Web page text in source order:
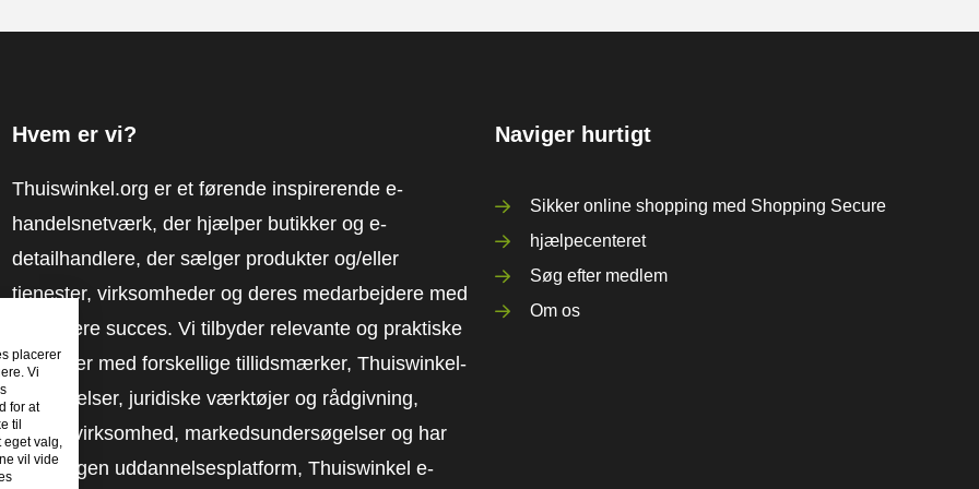
Hvem er vi?
Thuiswinkel.org er et førende inspirerende e-
handelsnetværk, der hjælper butikker og e-
detailhandlere, der sælger produkter og/eller
tjenester, virksomheder og deres medarbejdere med
at få mere succes. Vi tilbyder relevante og praktiske
løsninger med forskellige tillidsmærker, Thuiswinkel-
anmeldelser, juridiske værktøjer og rådgivning,
fortalervirksomhed, markedsundersøgelser og har
vores egen uddannelsesplatform, Thuiswinkel e-
Naviger hurtigt
Sikker online shopping med Shopping Secure
hjælpecenteret
Søg efter medlem
Om os
placerer
Vi
for at
til
eget valg,
vil vide